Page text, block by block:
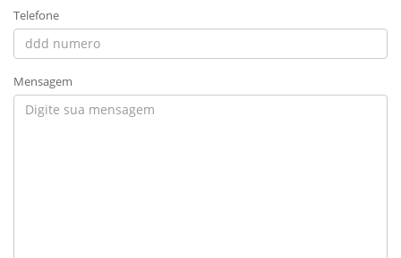
Telefone
Mensagem